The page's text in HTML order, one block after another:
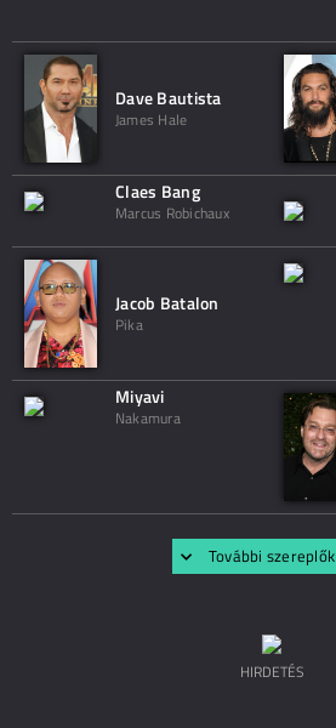
Dave Bautista
James Hale
Claes Bang
Marcus Robichaux
Jacob Batalon
Pika
Miyavi
Nakamura
További szereplők
HIRDETÉS